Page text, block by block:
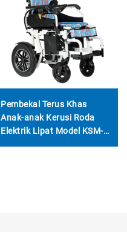
Pembekal Terus Khas
Anak-anak Kerusi Roda
Elektrik Lipat Model KSM-